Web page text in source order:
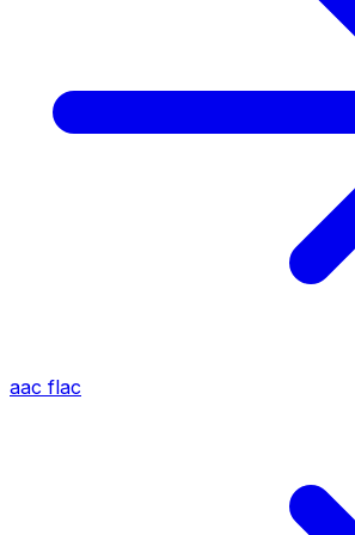
aac flac